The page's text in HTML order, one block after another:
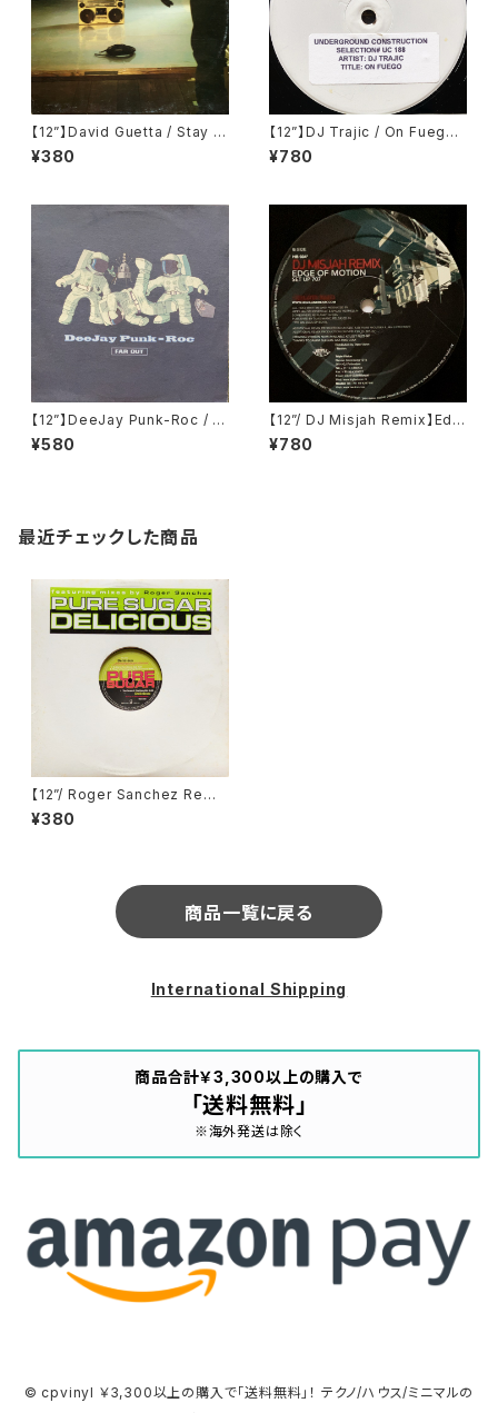
【12”】David Guetta / Stay (V
endetta Records) (VENMX
573 (N))
¥380
【12”】DJ Trajic / On Fuego
(Underground Constructio
n) (UC-188)
¥780
【12”】DeeJay Punk-Roc / F
ar Out (Independiente) (IS
OM 17T)
¥580
【12”/ DJ Misjah Remix】Edg
e Of Motion / Set Up 707
(Remixes) (Highland Beats
¥780
最近チェックした商品
【12”/ Roger Sanchez Remi
x】Pure Sugar / Delicious
(Geffen Records) (PRO-A-
¥380
商品一覧に戻る
International Shipping
商品合計￥3,300以上の購入で
「送料無料」
※海外発送は除く
© cpvinyl ￥3,300以上の購入で「送料無料」！ テクノ/ハウス/ミニマルの